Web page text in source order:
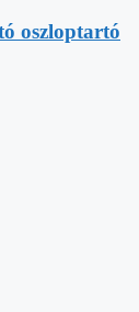
oszloptartó